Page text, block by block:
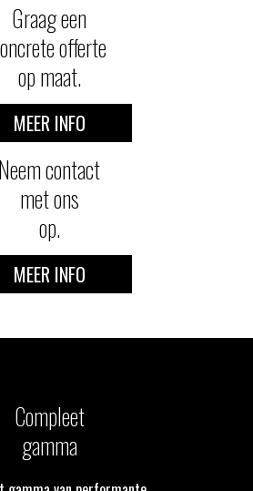
Graag een
offerte
op maat.
MEER INFO
Neem contact
met ons
op.
MEER INFO
Compleet
gamma